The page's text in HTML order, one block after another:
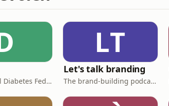
International Diabetes Federation
LT
Let's talk branding
The brand-building podcast by Stef Hamerlinck